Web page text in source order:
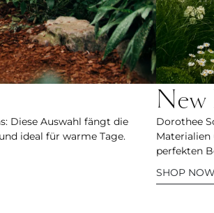
Diese Auswahl fängt die
ideal für warme Tage.
New
Dorothee
perfekten
SHOP NOW